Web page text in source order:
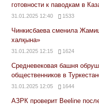
готовности к паводкам в
31.01.2025 12:40 1533
Чинкисбаева сменила
халқына»
31.01.2025 12:15 1624
Средневековая башня
общественников в
31.01.2025 12:05 1644
АЗРК проверит Beeline